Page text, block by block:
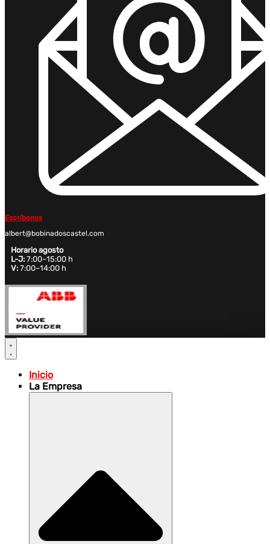
Escríbenos
albert@bobinadoscastel.com
Horario agosto
L-J: 7:00–15:00 h
V: 7:00–14:00 h
Inicio
La Empresa